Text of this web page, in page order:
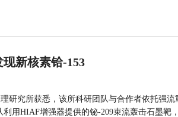
新核素铪-153
研究所获悉，该所科研团队与合作者依托强
用HIAF增强器提供的铋-209束流轰击石墨靶